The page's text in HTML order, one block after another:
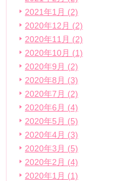
2021年1月 (2)
2020年12月 (2)
2020年11月 (2)
2020年10月 (1)
2020年9月 (2)
2020年8月 (3)
2020年7月 (2)
2020年6月 (4)
2020年5月 (5)
2020年4月 (3)
2020年3月 (5)
2020年2月 (4)
2020年1月 (1)